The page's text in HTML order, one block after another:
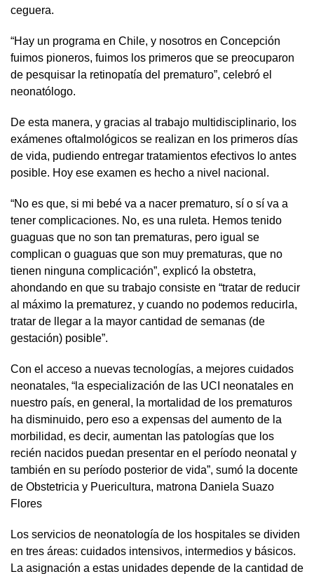
ceguera.
“Hay un programa en Chile, y nosotros en Concepción
fuimos pioneros, fuimos los primeros que se preocuparon
de pesquisar la retinopatía del prematuro”, celebró el
neonatólogo.
De esta manera, y gracias al trabajo multidisciplinario, los
exámenes oftalmológicos se realizan en los primeros días
de vida, pudiendo entregar tratamientos efectivos lo antes
posible. Hoy ese examen es hecho a nivel nacional.
“No es que, si mi bebé va a nacer prematuro, sí o sí va a
tener complicaciones. No, es una ruleta. Hemos tenido
guaguas que no son tan prematuras, pero igual se
complican o guaguas que son muy prematuras, que no
tienen ninguna complicación”, explicó la obstetra,
ahondando en que su trabajo consiste en “tratar de reducir
al máximo la prematurez, y cuando no podemos reducirla,
tratar de llegar a la mayor cantidad de semanas (de
gestación) posible”.
Con el acceso a nuevas tecnologías, a mejores cuidados
neonatales, “la especialización de las UCI neonatales en
nuestro país, en general, la mortalidad de los prematuros
ha disminuido, pero eso a expensas del aumento de la
morbilidad, es decir, aumentan las patologías que los
recién nacidos puedan presentar en el período neonatal y
también en su período posterior de vida”, sumó la docente
de Obstetricia y Puericultura, matrona Daniela Suazo
Flores
Los servicios de neonatología de los hospitales se dividen
en tres áreas: cuidados intensivos, intermedios y básicos.
La asignación a estas unidades depende de la cantidad de